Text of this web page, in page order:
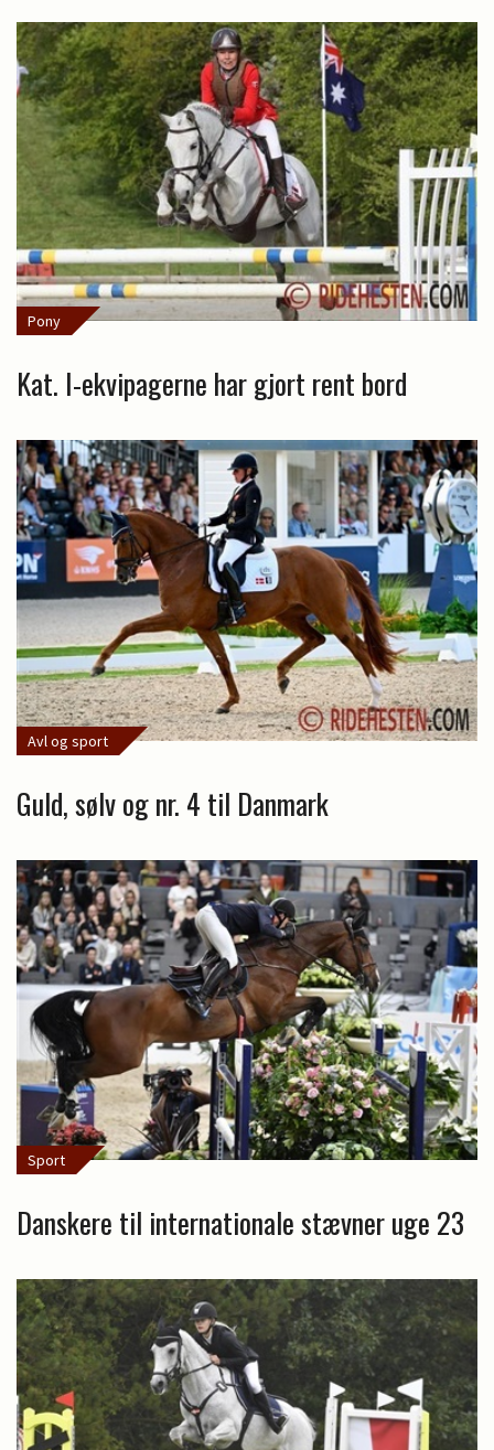
Pony
Kat. I-ekvipagerne har gjort rent bord
Avl og sport
Guld, sølv og nr. 4 til Danmark
Sport
Danskere til internationale stævner uge 23